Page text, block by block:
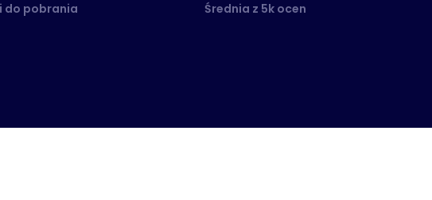
do pobrania Średnia z 5k ocen